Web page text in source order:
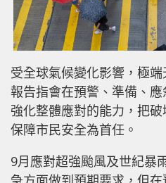
受全球氣候變化影響，極
報告指會在預警、準備、
強化整體應對的能力，把
保障市民安全為首任。
9月應對超強颱風及世紀暴